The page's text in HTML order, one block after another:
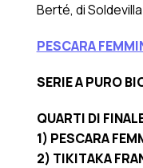
Berté, di
PESCARA
SERIE A PURO
QUARTI DI
1) PESCARA
2) TIKITAKA